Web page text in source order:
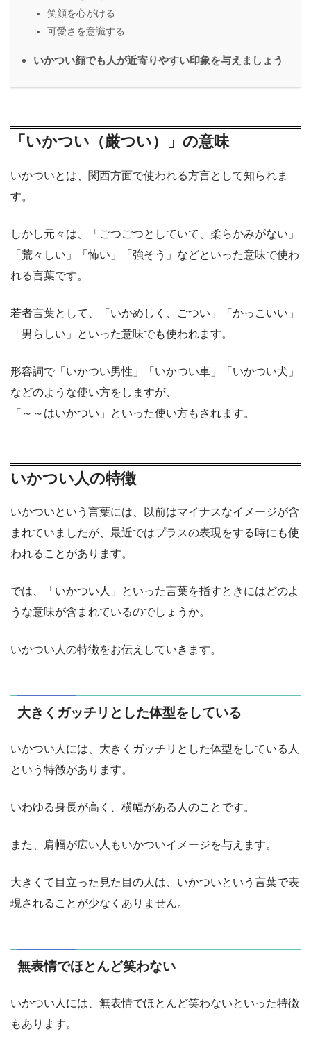
笑顔を心がける
可愛さを意識する
いかつい顔でも人が近寄りやすい印象を与えましょう
「いかつい（厳つい）」の意味
いかついとは、関西方面で使われる方言として知られま
す。
しかし元々は、「ごつごつとしていて、柔らかみがない」
「荒々しい」「怖い」「強そう」などといった意味で使わ
れる言葉です。
若者言葉として、「いかめしく、ごつい」「かっこいい」
「男らしい」といった意味でも使われます。
形容詞で「いかつい男性」「いかつい車」「いかつい犬」
などのような使い方をしますが、
「～～はいかつい」といった使い方もされます。
いかつい人の特徴
いかついという言葉には、以前はマイナスなイメージが含
まれていましたが、最近ではプラスの表現をする時にも使
われることがあります。
では、「いかつい人」といった言葉を指すときにはどのよ
うな意味が含まれているのでしょうか。
いかつい人の特徴をお伝えしていきます。
大きくガッチリとした体型をしている
いかつい人には、大きくガッチリとした体型をしている人
という特徴があります。
いわゆる身長が高く、横幅がある人のことです。
また、肩幅が広い人もいかついイメージを与えます。
大きくて目立った見た目の人は、いかついという言葉で表
現されることが少なくありません。
無表情でほとんど笑わない
いかつい人には、無表情でほとんど笑わないといった特徴
もあります。